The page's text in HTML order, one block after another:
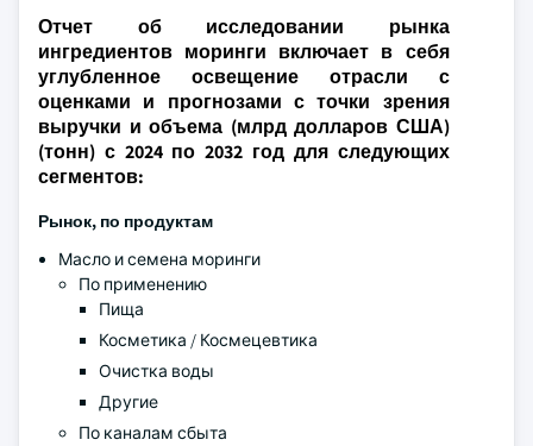
Отчет об исследовании рынка
ингредиентов моринги включает в себя
углубленное освещение отрасли с
оценками и прогнозами с точки зрения
выручки и объема (млрд долларов США)
(тонн) с 2024 по 2032 год для следующих
сегментов:
Рынок, по продуктам
Масло и семена моринги
По применению
Пища
Косметика / Космецевтика
Очистка воды
Другие
По каналам сбыта